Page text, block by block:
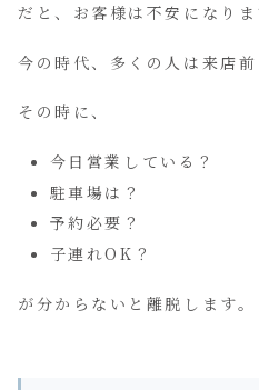
だと、お客様は不安になりま
今の時代、多くの人は来店前
その時に、
今日営業している？
駐車場は？
予約必要？
子連れOK？
が分からないと離脱します。